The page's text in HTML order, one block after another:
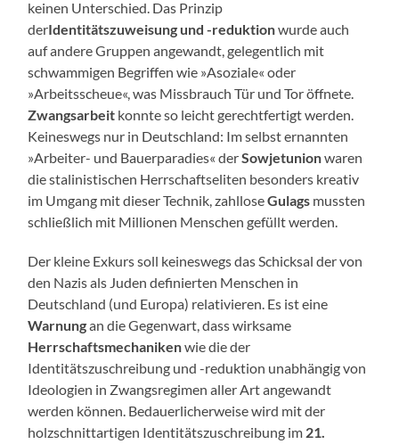
keinen Unterschied. Das Prinzip
derIdentitätszuweisung und -reduktionwurde auch
auf andere Gruppen angewandt, gelegentlich mit
schwammigen Begriffen wie »Asoziale« oder
»Arbeitsscheue«, was Missbrauch Tür und Tor öffnete.
Zwangsarbeit konnte so leicht gerechtfertigt werden.
Keineswegs nur in Deutschland: Im selbst ernannten
»Arbeiter- und Bauerparadies« derSowjetunionwaren
die stalinistischen Herrschaftseliten besonders kreativ
im Umgang mit dieser Technik, zahlloseGulags mussten
schließlich mit Millionen Menschen gefüllt werden.
Der kleine Exkurs soll keineswegs das Schicksal der von
den Nazis als Juden definierten Menschen in
Deutschland (und Europa) relativieren. Es ist eine
Warnungan die Gegenwart, dass wirksame
Herrschaftsmechanikenwie die der
Identitätszuschreibung und -reduktion unabhängig von
Ideologien in Zwangsregimen aller Art angewandt
werden können. Bedauerlicherweise wird mit der
holzschnittartigen Identitätszuschreibung im 21.